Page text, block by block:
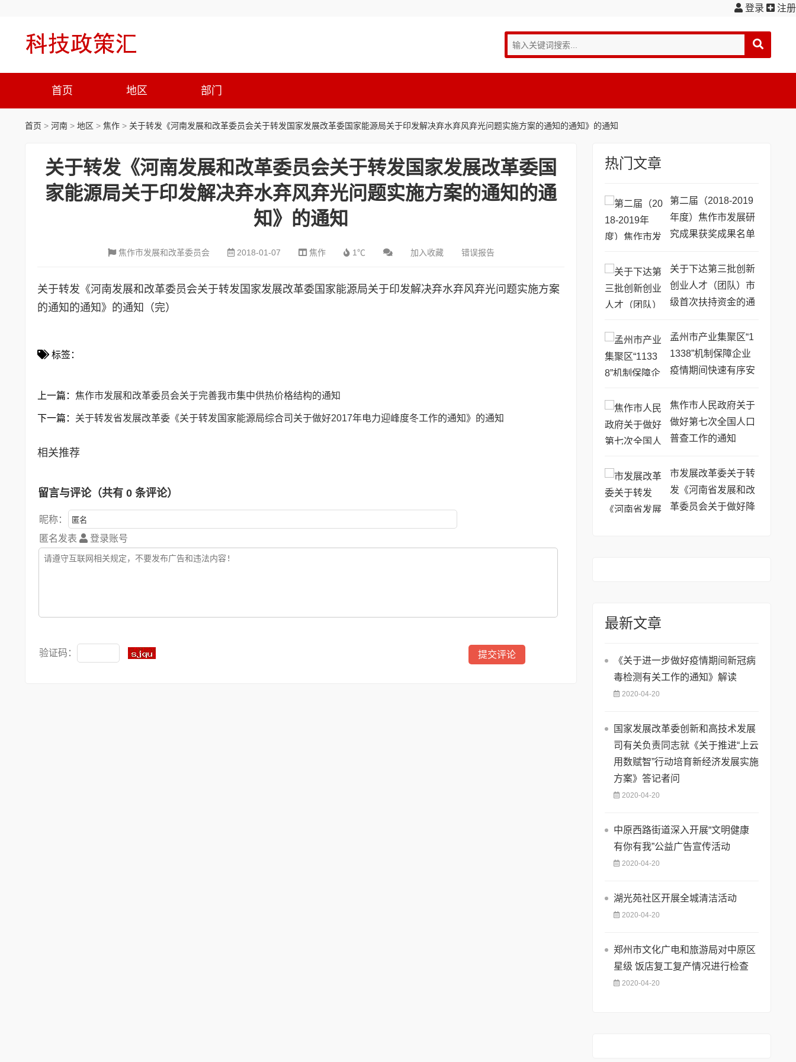
登录 注册
首页 地区 部门
首页 > 河南 > 地区 > 焦作 > 关于转发《河南发展和改革委员会关于转发国家发展改革委国家能源局关于印发解决弃水弃风弃光问题实施方案的通知的通知》的通知
关于转发《河南发展和改革委员会关于转发国家发展改革委国
家能源局关于印发解决弃水弃风弃光问题实施方案的通知的通
知》的通知
焦作市发展和改革委员会 2018-01-07 焦作 1℃ 加入收藏 错误报告
关于转发《河南发展和改革委员会关于转发国家发展改革委国家能源局关于印发解决弃水弃风弃光问题实施方案
的通知的通知》的通知
（完）
标签：
上一篇： 焦作市发展和改革委员会关于完善我市集中供热价格结构的通知
下一篇： 关于转发省发展改革委《关于转发国家能源局综合司关于做好2017年电力迎峰度冬工作的通知》的通知
相关推荐
留言与评论（共有 0 条评论）
昵称：
匿名发表
登录账号
验证码：
热门文章
第二届（2018-2019
年度）焦作市发展研
究成果获奖成果名单
关于下达第三批创新
创业人才（团队）市
级首次扶持资金的通
孟州市产业集聚区“1
1338”机制保障企业
疫情期间快速有序安
焦作市人民政府关于
做好第七次全国人口
普查工作的通知
市发展改革委关于转
发《河南省发展和改
革委员会关于做好降
最新文章
《关于进一步做好疫情期间新冠病
毒检测有关工作的通知》解读
2020-04-20
国家发展改革委创新和高技术发展
司有关负责同志就《关于推进“上云
用数赋智”行动培育新经济发展实施
方案》答记者问
2020-04-20
中原西路街道深入开展“文明健康
有你有我”公益广告宣传活动
2020-04-20
湖光苑社区开展全城清洁活动
2020-04-20
郑州市文化广电和旅游局对中原区
星级 饭店复工复产情况进行检查
2020-04-20